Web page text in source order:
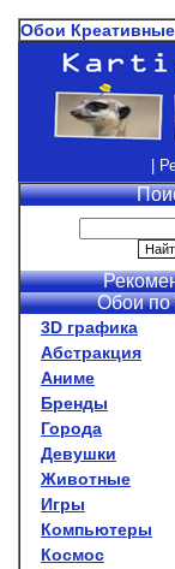
Обои Креативные
|
Обои по
3D графика
Абстракция
Аниме
Бренды
Города
Девушки
Животные
Игры
Компьютеры
Космос